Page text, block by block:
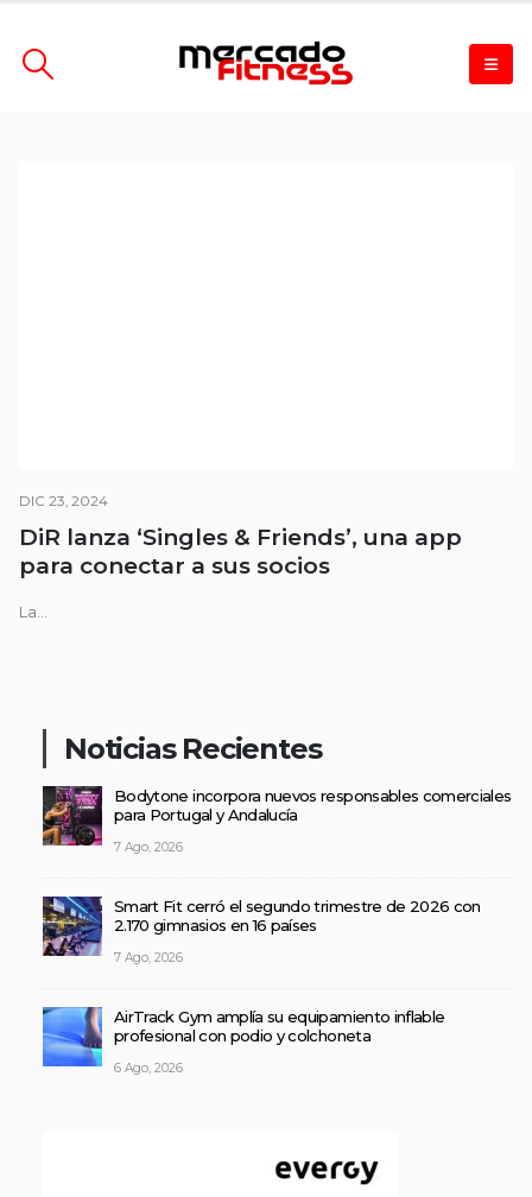
DIC 23, 2024
DiR lanza ‘Singles & Friends’, una app
para conectar a sus socios
La...
Noticias Recientes
Bodytone incorpora nuevos responsables comerciales
para Portugal y Andalucía
7 Ago, 2026
Smart Fit cerró el segundo trimestre de 2026 con
2.170 gimnasios en 16 países
7 Ago, 2026
AirTrack Gym amplía su equipamiento inflable
profesional con podio y colchoneta
6 Ago, 2026